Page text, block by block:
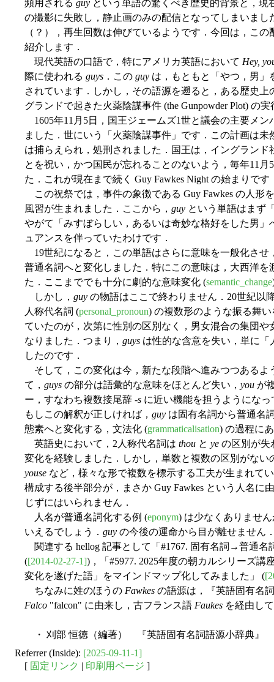
頻用される guy という単語の驚くべき歴史的背景と，
の撮影に失敗し，静止画のみの配信となってしまいま
（？），再生回数は伸びているようです．今回は，こ
紹介します．
現代英語の口語で，特にアメリカ英語において Hey,
際に使われる guys ．この guy は，もともと「やつ，男」
されています．しかし，その語源を遡ると，ある歴史
グランドで起きた火薬陰謀事件 (the Gunpowder Plot) の
1605年11月5日，国王ジェームズ1世と議会の主要メ
ました．世にいう「火薬陰謀事件」です．この計画は未
は捕らえられ，処刑されました．国王は，イングラン
とを祝い，かつ国民が忘れることのないよう，毎年11
た．これが現在まで続く Guy Fawkes Night の始まりです
この祝祭では，事件の象徴である Guy Fawkes の人形
風習が生まれました．ここから， guy という単語はまず
やがて「みすぼらしい，あるいは奇妙な格好をした男
ュアンスを伴っていたわけです．
19世紀になると，この単語はさらに意味を一般化させ
普通名詞へと変化しました．特にこの意味は，大西洋
た．ここまででも十分に劇的な意味変化 (semantic_change
しかし， guy の物語はここで終わりません．20世紀以
人称代名詞 (personal_pronoun) の複数形のような振る舞
ていたのが，次第に性別の区別なく，男女混合の集団
なりました．つまり， guys は性的な含意を失い，単に「
したのです．
そして，この変化は今，新たな段階へ進みつつあるよ
て， guys の部分は語彙的な意味をほとんど失い， you が
ー，すなわち複数接尾辞 -s に近い機能を担うようにな
もしこの解釈が正しければ， guy は固有名詞から普通名
態素へと変化する，文法化 (grammaticalisation) の過程に
英語史において，2人称代名詞は thou と ye の区別が
変化を経験しました．しかし，単数と複数の区別がな
youse など，様々な形で複数を標示する工夫が生まれて
構成する後半部分が，まさか Guy Fawkes という人名に
じずにはいられません．
人名が普通名詞化する例 (eponym) は少なくありませ
いえるでしょう． guy の今後の運命から目が離せません
関連する hellog 記事として「#1767. 固有名詞→普通
([2014-02-27-1])，「#5977. 2025年度の朝カルシリーズ講
変化を遂げた語」をマインドマップ化してみました」 (
ちなみに姓のほうの Fawkes の語源は，『英語固有名
Falco "falcon" に由来し，古フランス語 Faukes を経由し
・ 刈部 恒徳（編著） 『英語固有名詞語源小辞典』
Referrer (Inside): [2025-09-11-1]
[ 固定リンク | 印刷用ページ ]